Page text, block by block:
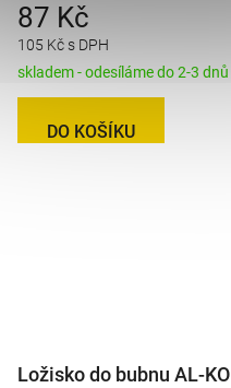
105 Kč s DPH
87 Kč
skladem - odesíláme do 2-3 dnů
DO KOŠÍKU
Ložisko do bubnu AL-KO